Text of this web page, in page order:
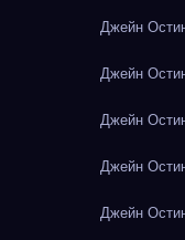
Джейн
Джейн
Джейн
Джейн
Джейн